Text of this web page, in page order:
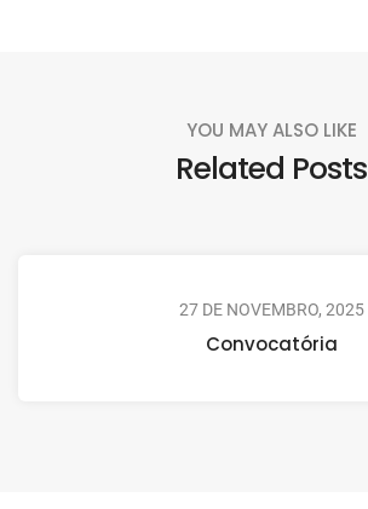
YOU MAY ALSO LIKE
Related Posts
27 DE NOVEMBRO, 2025
Convocatória